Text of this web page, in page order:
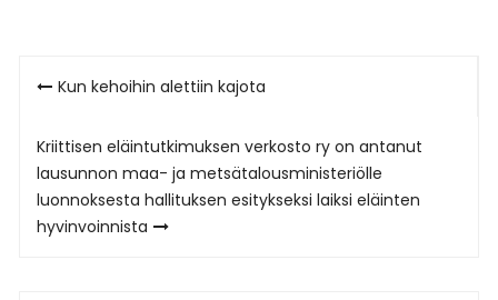
Artikkelien
Kun kehoihin alettiin kajota
Kriittisen eläintutkimuksen verkosto ry on antanut
lausunnon maa- ja metsätalousministeriölle
luonnoksesta hallituksen esitykseksi laiksi eläinten
hyvinvoinnista